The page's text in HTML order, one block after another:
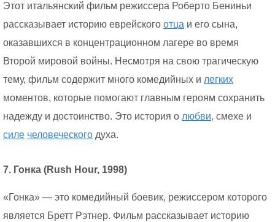
Этот итальянский фильм режиссера Роберто Бениньи
рассказывает историю еврейского отца и его сына,
оказавшихся в концентрационном лагере во время
Второй мировой войны. Несмотря на свою трагическую
тему, фильм содержит много комедийных и легких
моментов, которые помогают главным героям сохранить
надежду и достоинство. Это история о любви, смехе и
силе человеческого духа.
7. Гонка (Rush Hour, 1998)
«Гонка» — это комедийный боевик, режиссером которого
является Бретт Рэтнер. Фильм рассказывает историю